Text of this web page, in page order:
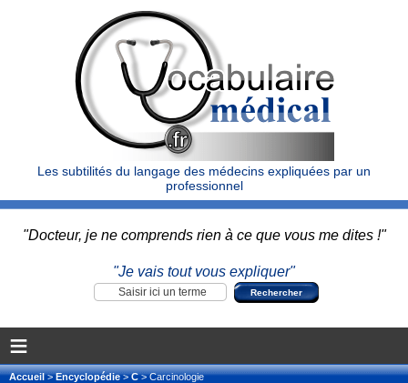
Les subtilités du langage des médecins expliquées par un
professionnel
"Docteur, je ne comprends rien à ce que vous me dites !"
"Je vais tout vous expliquer"
≡
Accueil>Encyclopédie>C> Carcinologie